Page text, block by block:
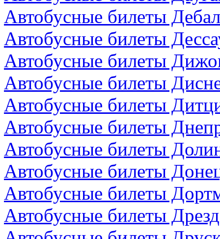
Автобусные билеты
Автобусные билеты
Автобусные билеты
Автобусные билеты
Автобусные билеты
Автобусные билеты
Автобусные билеты
Автобусные билеты
Автобусные билеты
Автобусные билеты